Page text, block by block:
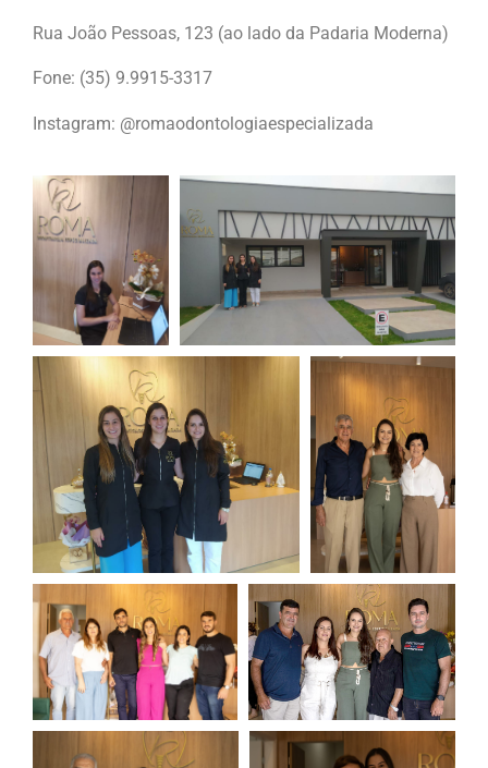
Rua João Pessoas, 123 (ao lado da Padaria Moderna)
Fone: (35) 9.9915-3317
Instagram: @romaodontologiaespecializada